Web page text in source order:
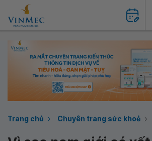
Trang chủ Chuyên trang sức khoẻ